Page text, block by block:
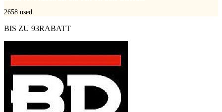
2658 used
BIS ZU 93RABATT